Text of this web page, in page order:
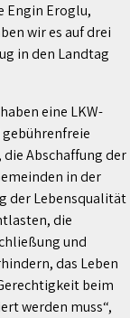
Engin Eroglu,
wir es auf drei
in den Landtag
eine LKW-
gebührenfreie
Abschaffung der
in der
der Lebensqualität
die
und
das Leben
beim
werden muss“,